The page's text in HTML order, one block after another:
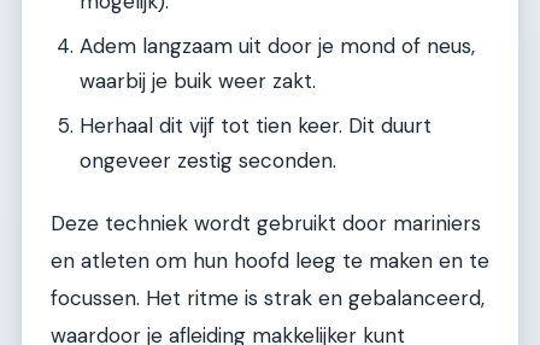
Adem langzaam uit door je mond of neus,
waarbij je buik weer zakt.
Herhaal dit vijf tot tien keer. Dit duurt
ongeveer zestig seconden.
Deze techniek wordt gebruikt door mariniers
en atleten om hun hoofd leeg te maken en te
focussen. Het ritme is strak en gebalanceerd,
waardoor je afleiding makkelijker kunt